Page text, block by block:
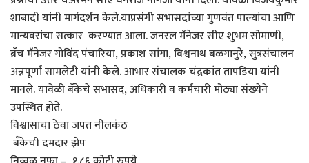
शाबादी यांनी मार्गदर्शन केले.याप्रसंगी सभासदांच्या गुणवंत पाल्यांचा आणि
मान्यवरांचा सत्कार करण्यात आला. जनरल मॅनेजर सीए शुभम सोमाणी,
ब्रँच मॅनेजर गोविंद पंचारिया, प्रकाश सांगा, विश्वनाथ बळगानुरे, सुत्रसंचालन
अन्नपूर्णा सामलेटी यांनी केले. आभार संचालक चंद्रकांत तापडिया यांनी
मानले. यावेळी बँकेचे सभासद, अधिकारी व कर्मचारी मोठ्या संख्येने
उपस्थित होते.
विश्वासाचा ठेवा जपत नीलकंठ
बँकेची दमदार झेप